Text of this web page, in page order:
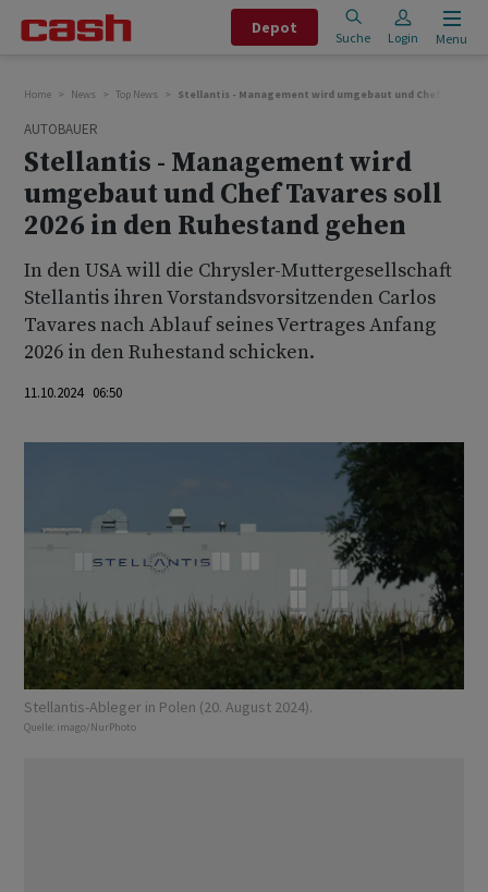
Depot
Suche Login Menu
Home News Top News Stellantis - Management wird umgebaut und Chef Tavares
AUTOBAUER
Stellantis - Management wird
umgebaut und Chef Tavares soll
2026 in den Ruhestand gehen
In den USA will die Chrysler-Muttergesellschaft
Stellantis ihren Vorstandsvorsitzenden Carlos
Tavares nach Ablauf seines Vertrages Anfang
2026 in den Ruhestand schicken.
11.10.2024 06:50
Stellantis-Ableger in Polen (20. August 2024).
Quelle: imago/NurPhoto